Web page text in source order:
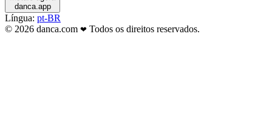
danca.app
Língua: pt-BR
© 2026 danca.com ❤ Todos os direitos reservados.